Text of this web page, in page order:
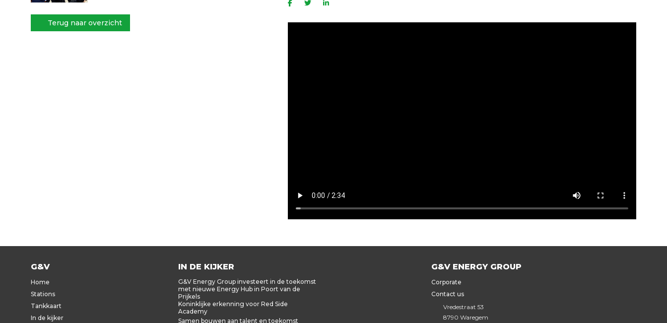
Terug naar overzicht
G&V
Home
Stations
Tankkaart
In de kijker
IN DE KIJKER
G&V Energy Group investeert in de toekomst
met nieuwe Energy Hub in Poort van de
Prijkels
Koninklijke erkenning voor Red Side
Academy
Samen bouwen aan talent en toekomst
G&V ENERGY GROUP
Corporate
Contact us
Vredestraat 53
8790 Waregem